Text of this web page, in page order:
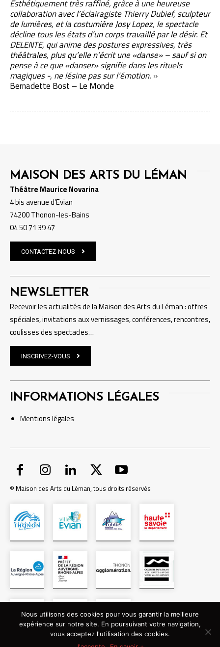
Esthétiquement très raffiné, grâce à une heureuse
collaboration avec l’éclairagiste Thierry Dubief, sculpteur
de lumières, et la costumière Josy Lopez, le spectacle
décline tous les états d’un corps travaillé par le désir. Et
DELENTE, qui anime des postures expressives, très
théâtrales, plus qu’elle n’écrit une «danse» – sauf si on
pense à ce que «danser» signifie dans les rituels
magiques -, ne lésine pas sur l’émotion. »
Bernadette Bost – Le Monde
MAISON DES ARTS DU LÉMAN
Théâtre Maurice Novarina
4 bis avenue d’Evian
74200 Thonon-les-Bains
04 50 71 39 47
CONTACTEZ-NOUS
NEWSLETTER
Recevoir les actualités de la Maison des Arts du Léman : offres
spéciales, invitations aux vernissages, conférences, rencontres,
coulisses des spectacles…
INSCRIVEZ-VOUS
INFORMATIONS LÉGALES
Mentionslégales
© Maison des Arts du Léman, tous droits réservés
Nous utilisons des cookies pour vous garantir la meilleure
expérience sur notre site. En poursuivant votre navigation,
vous acceptez l'utilisation des cookies.